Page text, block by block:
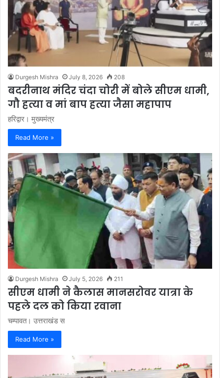
Durgesh Mishra July 8, 2026 208
बदरीनाथ मंदिर चंदा चोरी में बोले सीएम धामी,
गौ हत्या व मां बाप हत्या जैसा महापाप
हरिद्वार। मुख्यमंत्र
Read More »
Durgesh Mishra July 5, 2026 211
सीएम धामी ने कैलास मानसरोवर यात्रा के
पहले दल को किया रवाना
चम्पावत। उत्तराखंड स
Read More »